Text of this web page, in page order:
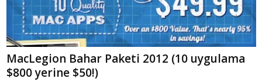
MacLegion Bahar Paketi 2012 (10 uygulama
$800 yerine $50!)